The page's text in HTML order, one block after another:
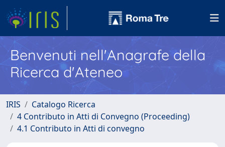
Benvenuti nell'Anagrafe della
Ricerca d'Ateneo
IRIS
Catalogo Ricerca
4 Contributo in Atti di Convegno (Proceeding)
4.1 Contributo in Atti di convegno